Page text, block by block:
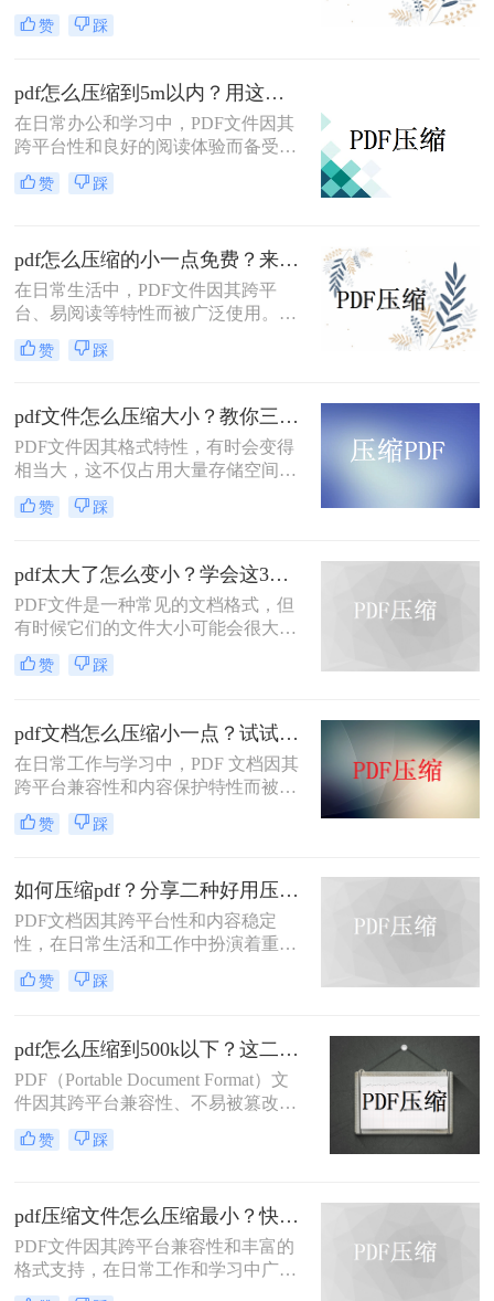
大，不便于传输和存储。那么怎么压
缩pdf文件大小免费呢？本文将介绍两
赞 踩
pdf怎么压缩到5m以内？用这二种压缩方法！
在日常办公和学习中，PDF文件因其
跨平台性和良好的阅读体验而备受欢
迎。然而，有时PDF文件过大，不仅
占用存储空间，还会影响传输速度。
的方法。
赞 踩
pdf怎么压缩的小一点免费？来试试这二种压缩方法！
在日常生活中，PDF文件因其跨平
台、易阅读等特性而被广泛使用。然
而，当PDF文件体积过大时，会给存
储和传输带来诸多不便。那么pdf怎么
种免费且实用的PDF压缩方法。
赞 踩
pdf文件怎么压缩大小？教你三种实用压缩方法！
PDF文件因其格式特性，有时会变得
相当大，这不仅占用大量存储空间，
还可能影响传输速度。那么pdf文件怎
么压缩大小呢？本文将介绍三种有效
赞 踩
pdf太大了怎么变小？学会这3个方法就够了！
PDF文件是一种常见的文档格式，但
有时候它们的文件大小可能会很大，
难以通过电子邮件或其他方式共享。
在这种情况下，大家可以使用以下方
大了怎么变小吧。
赞 踩
pdf文档怎么压缩小一点？试试这5个压缩方法！
在日常工作与学习中，PDF 文档因其
跨平台兼容性和内容保护特性而被广
泛使用。然而，当 PDF 文件中包含大
量高分辨率图片、内嵌字体或复杂图
不仅占用存储空间，还经常因超过邮
箱附件限制或上传耗时过长而影响办
公效率。那么PDF 文档怎么压缩小一
点呢？本文从压缩效果、操作难度、
处理速度、隐私安全四个维度，对比
五种主流压缩方案，帮助您根据实际
赞 踩
如何压缩pdf？分享二种好用压缩方法！
PDF文档因其跨平台性和内容稳定
性，在日常生活和工作中扮演着重要
角色。然而，有时PDF文件过大，会
影响传输速度或占用过多存储空间。
压缩PDF的方法。
赞 踩
pdf怎么压缩到500k以下？这二种压缩方法你可以轻松学会！
PDF（Portable Document Format）文
件因其跨平台兼容性、不易被篡改的
特性以及保持文档格式一致性的能
力，在日常办公和文件分享中得到了
上传、发送或存储。那么pdf怎么压缩
到500k以下呢？本文将介绍两种将
PDF文件压缩到500K以下的方法。
赞 踩
pdf压缩文件怎么压缩最小？快来试着使用这三种压缩方法！
PDF文件因其跨平台兼容性和丰富的
格式支持，在日常工作和学习中广泛
应用。然而，有时我们需要将PDF文